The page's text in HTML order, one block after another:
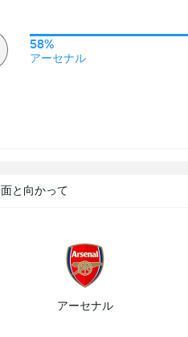
58%
アーセナル
面と向かって
アーセナル